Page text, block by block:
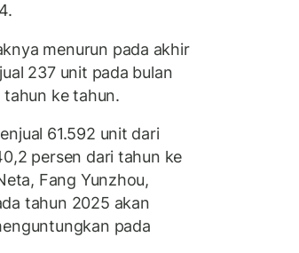
menurun pada akhir
237 unit pada bulan
ke tahun.
61.592 unit dari
persen dari tahun ke
Fang Yunzhou,
tahun 2025 akan
pada